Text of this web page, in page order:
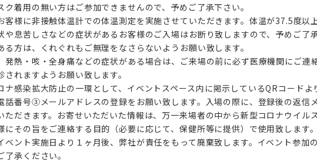
ク着用の無い方はご参加できませんので、予めご了承下さい。
客様に非接触体温計での体温測定を実施させていただきます。体温が37.5度以
や息苦しさなどの症状があるお客様のご入場はお断り致しますので、予めご了
る方は、くれぐれもご無理をなさらないようお願い致します。
発熱・咳・全身痛などの症状がある場合は、ご来場の前に必ず医療機関にご連
されますようお願い致します。
ナ感染拡大防止の一環として、イベントスペース内に掲示しているQRコード
話番号③メールアドレスの登録をお願い致します。入場の際に、登録後の返信
ただきます。お寄せいただいた情報は、万一来場者の中から新型コロナウイル
にその旨をご連絡する目的（必要に応じて、保健所等に提供）で使用致します
ベント実施日より１ヶ月後、弊社が責任をもって廃棄致します。イベント参加
了承ください。